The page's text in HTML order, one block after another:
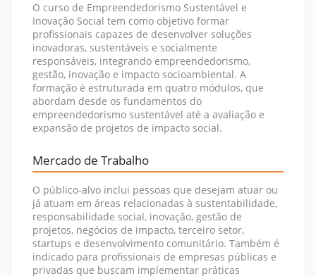
O curso de Empreendedorismo Sustentável e
Inovação Social tem como objetivo formar
profissionais capazes de desenvolver soluções
inovadoras, sustentáveis e socialmente
responsáveis, integrando empreendedorismo,
gestão, inovação e impacto socioambiental. A
formação é estruturada em quatro módulos, que
abordam desde os fundamentos do
empreendedorismo sustentável até a avaliação e
expansão de projetos de impacto social.
Mercado de Trabalho
O público-alvo inclui pessoas que desejam atuar ou
já atuam em áreas relacionadas à sustentabilidade,
responsabilidade social, inovação, gestão de
projetos, negócios de impacto, terceiro setor,
startups e desenvolvimento comunitário. Também é
indicado para profissionais de empresas públicas e
privadas que buscam implementar práticas